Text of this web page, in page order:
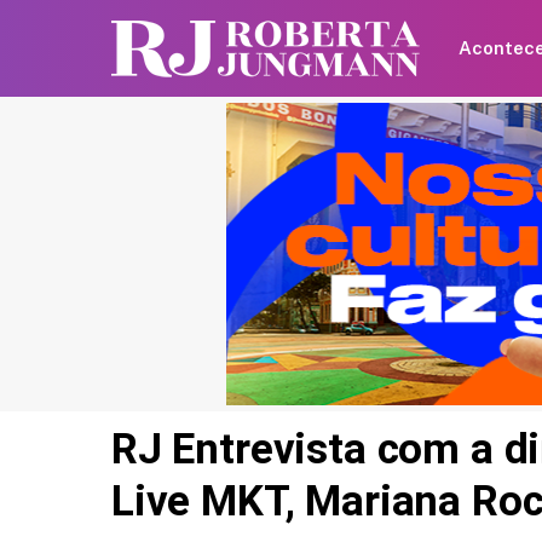
RJ Entrevista com a
Live MKT, Mariana
Britânica de 97 anos